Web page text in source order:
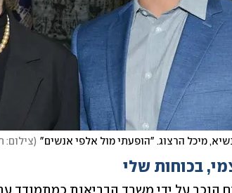
מיכל הרצוג. "הופעתי מול אלפי אנשים" (צילום:
בכוחות שלי